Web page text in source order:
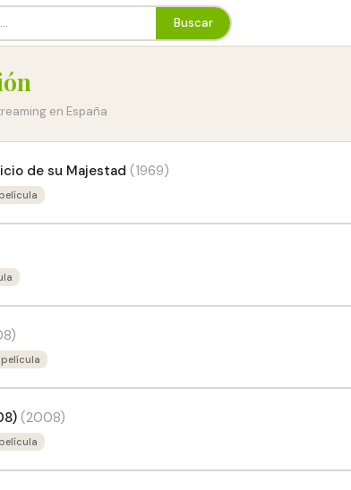
Buscar
en España
de su Majestad (1969)
película
película
(2008)
película